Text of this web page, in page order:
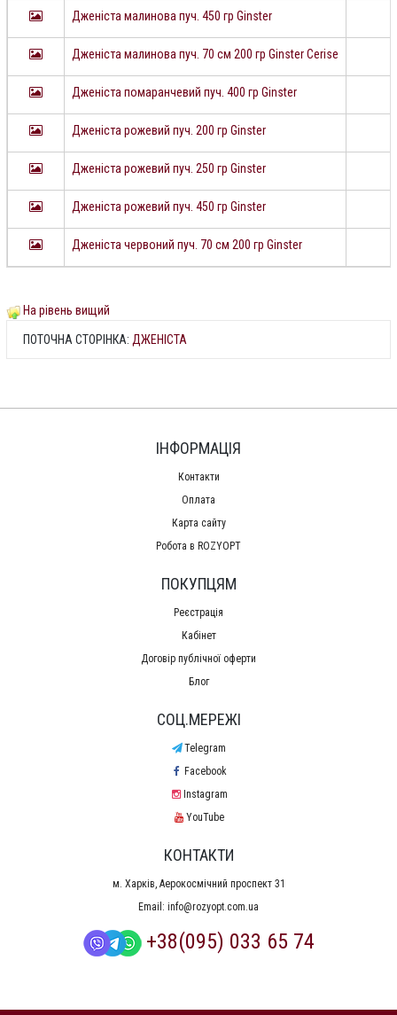
Дженіста малинова пуч. 450 гр Ginster
Дженіста малинова пуч. 70 см 200 гр Ginster Cerise
Дженіста помаранчевий пуч. 400 гр Ginster
Дженіста рожевий пуч. 200 гр Ginster
Дженіста рожевий пуч. 250 гр Ginster
Дженіста рожевий пуч. 450 гр Ginster
Дженіста червоний пуч. 70 см 200 гр Ginster
На рівень вищий
ПОТОЧНА СТОРІНКА: ДЖЕНІСТА
ІНФОРМАЦІЯ
Контакти
Оплата
Карта сайту
Робота в ROZYOPT
ПОКУПЦЯМ
Реєстрація
Кабінет
Договір публічної оферти
Блог
СОЦ.МЕРЕЖІ
Telegram
Facebook
Instagram
YouTube
КОНТАКТИ
м. Харків, Аерокосмічний проспект 31
Email: info@rozyopt.com.ua
+38(095) 033 65 74